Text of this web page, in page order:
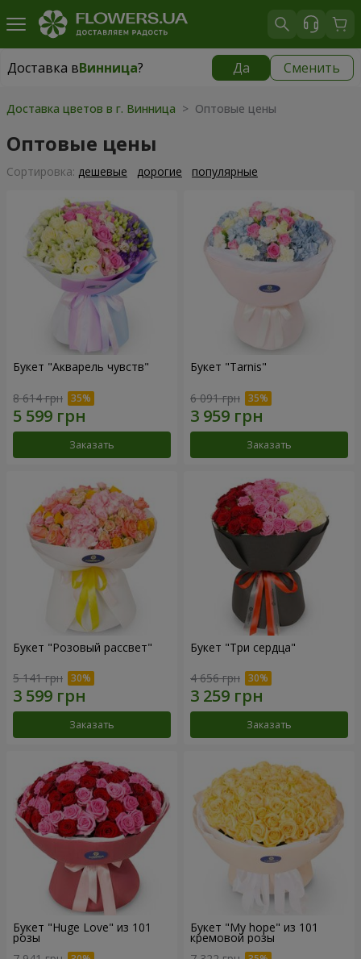
Доставка вВинница? Да Сменить
Доставка вВинница|
Доставка цветов в г. Винница > Оптовые цены
Оптовые цены
Cортировка: дешевые дорогие популярные
Букет "Акварель чувств"
8 614 грн
Заказать
Букет "Tarnis"
6 091 грн
Заказать
Букет "Розовый рассвет"
5 141 грн
Заказать
Букет "Три сердца"
4 656 грн
Заказать
Букет "Huge Love" из 101
розы
Букет "My hope" из 101
кремовой розы